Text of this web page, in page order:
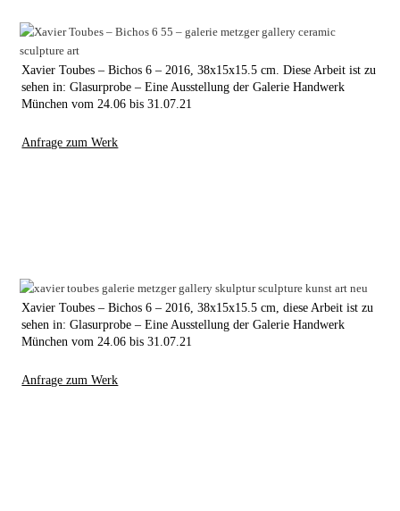
Xavier Toubes – Bichos 6 – 2016, 38x15x15.5 cm. Diese Arbeit ist zu
sehen in: Glasurprobe – Eine Ausstellung der Galerie Handwerk
München vom 24.06 bis 31.07.21
Anfrage zum Werk
Xavier Toubes – Bichos 6 – 2016, 38x15x15.5 cm, diese Arbeit ist zu
sehen in: Glasurprobe – Eine Ausstellung der Galerie Handwerk
München vom 24.06 bis 31.07.21
Anfrage zum Werk